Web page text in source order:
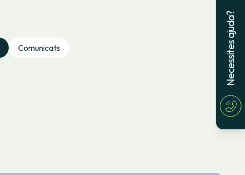
Comunicats Necessites ajuda?